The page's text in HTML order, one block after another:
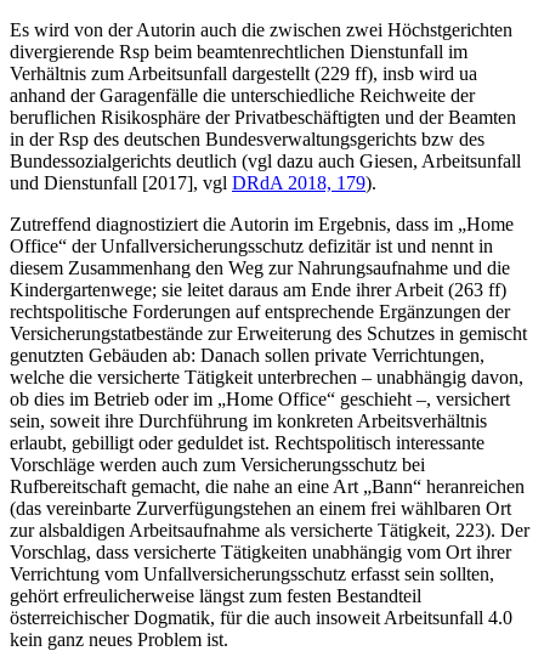
Es wird von der Autorin auch die zwischen zwei Höchstgerichten
divergierende Rsp beim beamtenrechtlichen Dienstunfall im
Verhältnis zum Arbeitsunfall dargestellt (229 ff), insb wird ua
anhand der Garagenfälle die unterschiedliche Reichweite der
beruflichen Risikosphäre der Privatbeschäftigten und der Beamten
in der Rsp des deutschen Bundesverwaltungsgerichts bzw des
Bundessozialgerichts deutlich (vgl dazu auch Giesen, Arbeitsunfall
und Dienstunfall [2017], vgl DRdA 2018, 179).
Zutreffend diagnostiziert die Autorin im Ergebnis, dass im „Home
Office“ der Unfallversicherungsschutz defizitär ist und nennt in
diesem Zusammenhang den Weg zur Nahrungsaufnahme und die
Kindergartenwege; sie leitet daraus am Ende ihrer Arbeit (263 ff)
rechtspolitische Forderungen auf entsprechende Ergänzungen der
Versicherungstatbestände zur Erweiterung des Schutzes in gemischt
genutzten Gebäuden ab: Danach sollen private Verrichtungen,
welche die versicherte Tätigkeit unterbrechen – unabhängig davon,
ob dies im Betrieb oder im „Home Office“ geschieht –, versichert
sein, soweit ihre Durchführung im konkreten Arbeitsverhältnis
erlaubt, gebilligt oder geduldet ist. Rechtspolitisch interessante
Vorschläge werden auch zum Versicherungsschutz bei
Rufbereitschaft gemacht, die nahe an eine Art „Bann“ heranreichen
(das vereinbarte Zurverfügungstehen an einem frei wählbaren Ort
zur alsbaldigen Arbeitsaufnahme als versicherte Tätigkeit, 223). Der
Vorschlag, dass versicherte Tätigkeiten unabhängig vom Ort ihrer
Verrichtung vom Unfallversicherungsschutz erfasst sein sollten,
gehört erfreulicherweise längst zum festen Bestandteil
österreichischer Dogmatik, für die auch insoweit Arbeitsunfall 4.0
kein ganz neues Problem ist.